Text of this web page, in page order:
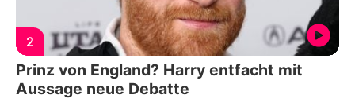
2
Prinz von England? Harry entfacht mit
Aussage neue Debatte